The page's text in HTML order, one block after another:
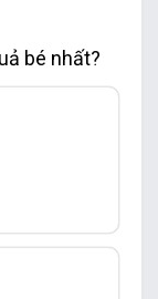
bé nhất?